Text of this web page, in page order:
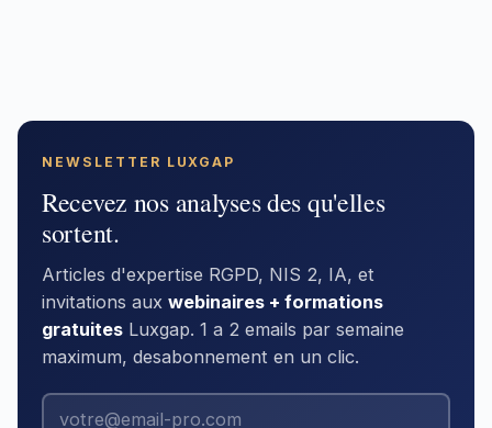
NEWSLETTER LUXGAP
Recevez nos analyses des qu'elles
sortent.
Articles d'expertise RGPD, NIS 2, IA, et
invitations aux webinaires + formations
gratuites Luxgap. 1 a 2 emails par semaine
maximum, desabonnement en un clic.